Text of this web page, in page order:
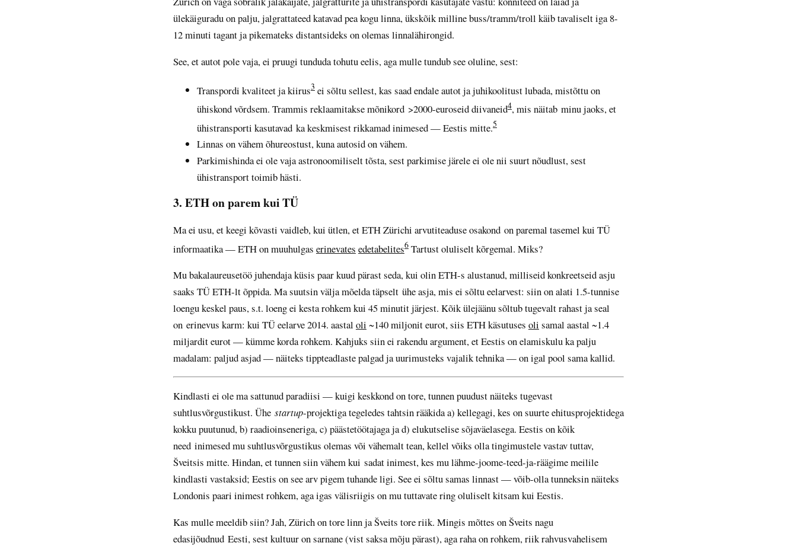
ülekäiguradu on palju, jalgrattateed katavad pea kogu linna, ükskõik milline buss/tramm/troll käib tavaliselt iga 8-
12 minuti tagant ja pikemateks distantsideks on olemas linnalähirongid.
See, et autot pole vaja, ei pruugi tunduda tohutu eelis, aga mulle tundub see oluline, sest:
Transpordi kvaliteet ja kiirus3 ei sõltu sellest, kas saad endale autot ja juhikoolitust lubada, mistõttu on
ühiskond võrdsem. Trammis reklaamitakse mõnikord >2000-euroseid diivaneid4, mis näitab minu jaoks, et
ühistransporti kasutavad ka keskmisest rikkamad inimesed — Eestis mitte.5
Linnas on vähem õhureostust, kuna autosid on vähem.
Parkimishinda ei ole vaja astronoomiliselt tõsta, sest parkimise järele ei ole nii suurt nõudlust, sest
ühistransport toimib hästi.
3. ETH on parem kui TÜ
Ma ei usu, et keegi kõvasti vaidleb, kui ütlen, et ETH Zürichi arvutiteaduse osakond on paremal tasemel kui TÜ
informaatika — ETH on muuhulgas erinevates edetabelites6 Tartust oluliselt kõrgemal. Miks?
Mu bakalaureusetöö juhendaja küsis paar kuud pärast seda, kui olin ETH-s alustanud, milliseid konkreetseid asju
saaks TÜ ETH-lt õppida. Ma suutsin välja mõelda täpselt ühe asja, mis ei sõltu eelarvest: siin on alati 1.5-tunnise
loengu keskel paus, s.t. loeng ei kesta rohkem kui 45 minutit järjest. Kõik ülejäänu sõltub tugevalt rahast ja seal
on erinevus karm: kui TÜ eelarve 2014. aastal oli ~140 miljonit eurot, siis ETH käsutuses oli samal aastal ~1.4
miljardit eurot — kümme korda rohkem. Kahjuks siin ei rakendu argument, et Eestis on elamiskulu ka palju
madalam: paljud asjad — näiteks tippteadlaste palgad ja uurimusteks vajalik tehnika — on igal pool sama kallid.
Kindlasti ei ole ma sattunud paradiisi — kuigi keskkond on tore, tunnen puudust näiteks tugevast
suhtlusvõrgustikust. Ühe startup-projektiga tegeledes tahtsin rääkida a) kellegagi, kes on suurte ehitusprojektidega
kokku puutunud, b) raadioinseneriga, c) päästetöötajaga ja d) elukutselise sõjaväelasega. Eestis on kõik
need inimesed mu suhtlusvõrgustikus olemas või vähemalt tean, kellel võiks olla tingimustele vastav tuttav,
Šveitsis mitte. Hindan, et tunnen siin vähem kui sadat inimest, kes mu lähme-joome-teed-ja-räägime meilile
kindlasti vastaksid; Eestis on see arv pigem tuhande ligi. See ei sõltu samas linnast — võib-olla tunneksin näiteks
Londonis paari inimest rohkem, aga igas välisriigis on mu tuttavate ring oluliselt kitsam kui Eestis.
Kas mulle meeldib siin? Jah, Zürich on tore linn ja Šveits tore riik. Mingis mõttes on Šveits nagu
edasijõudnud Eesti, sest kultuur on sarnane (vist saksa mõju pärast), aga raha on rohkem, riik rahvusvahelisem